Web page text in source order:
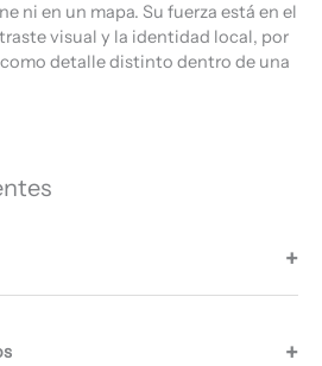
ni en un mapa. Su fuerza está en el
visual y la identidad local, por
detalle distinto dentro de una